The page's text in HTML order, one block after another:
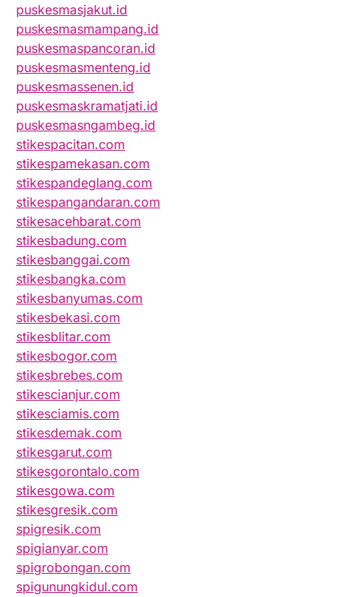
puskesmasjakut.id
puskesmasmampang.id
puskesmaspancoran.id
puskesmasmenteng.id
puskesmassenen.id
puskesmaskramatjati.id
puskesmasngambeg.id
stikespacitan.com
stikespamekasan.com
stikespandeglang.com
stikespangandaran.com
stikesacehbarat.com
stikesbadung.com
stikesbanggai.com
stikesbangka.com
stikesbanyumas.com
stikesbekasi.com
stikesblitar.com
stikesbogor.com
stikesbrebes.com
stikescianjur.com
stikesciamis.com
stikesdemak.com
stikesgarut.com
stikesgorontalo.com
stikesgowa.com
stikesgresik.com
spigresik.com
spigianyar.com
spigrobongan.com
spigunungkidul.com